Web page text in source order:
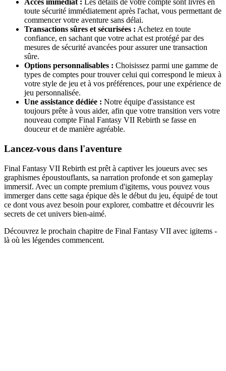
Accès immédiat : Les détails de votre compte sont livrés en
toute sécurité immédiatement après l'achat, vous permettant de
commencer votre aventure sans délai.
Transactions sûres et sécurisées : Achetez en toute
confiance, en sachant que votre achat est protégé par des
mesures de sécurité avancées pour assurer une transaction
sûre.
Options personnalisables : Choisissez parmi une gamme de
types de comptes pour trouver celui qui correspond le mieux à
votre style de jeu et à vos préférences, pour une expérience de
jeu personnalisée.
Une assistance dédiée : Notre équipe d'assistance est
toujours prête à vous aider, afin que votre transition vers votre
nouveau compte Final Fantasy VII Rebirth se fasse en
douceur et de manière agréable.
Lancez-vous dans l'aventure
Final Fantasy VII Rebirth est prêt à captiver les joueurs avec ses
graphismes époustouflants, sa narration profonde et son gameplay
immersif. Avec un compte premium d'igitems, vous pouvez vous
immerger dans cette saga épique dès le début du jeu, équipé de tout
ce dont vous avez besoin pour explorer, combattre et découvrir les
secrets de cet univers bien-aimé.
Découvrez le prochain chapitre de Final Fantasy VII avec igitems -
là où les légendes commencent.